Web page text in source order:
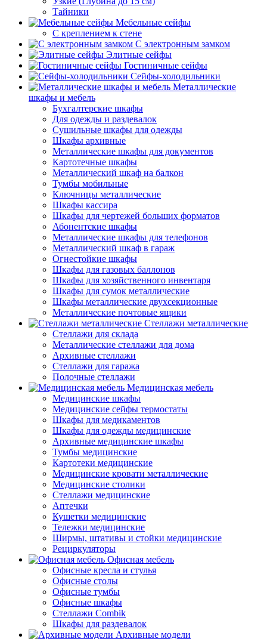
Тайники
Мебельные сейфы
С креплением к стене
С электронным замком
Элитные сейфы
Гостиничные сейфы
Сейфы-холодильники
Металлические
шкафы и мебель
Бухгалтерские шкафы
Для одежды и раздевалок
Сушильные шкафы для одежды
Шкафы архивные
Металлические шкафы для документов
Картотечные шкафы
Металлический шкаф на балкон
Тумбы мобильные
Ключницы металлические
Шкафы кассира
Шкафы для чертежей больших форматов
Абонентские шкафы
Металлические шкафы для телефонов
Металлический шкаф в гараж
Огнестойкие шкафы
Шкафы для газовых баллонов
Шкафы для хозяйственного инвентаря
Шкафы для сумок металлические
Шкафы металлические двухсекционные
Металлические почтовые ящики
Стеллажи металлические
Стеллажи для склада
Металлические стеллажи для дома
Архивные стеллажи
Стеллажи для гаража
Полочные стеллажи
Медицинская мебель
Медицинские шкафы
Медицинские сейфы термостаты
Шкафы для медикаментов
Шкафы для одежды медицинские
Архивные медицинские шкафы
Тумбы медицинские
Картотеки медицинские
Медицинские кровати металлические
Медицинские столики
Стеллажи медицинские
Аптечки
Кушетки медицинские
Тележки медицинские
Ширмы, штативы и стойки медицинские
Рециркуляторы
Офисная мебель
Офисные кресла и стулья
Офисные столы
Офисные тумбы
Офисные шкафы
Стеллажи Combik
Шкафы для раздевалок
Архивные модели